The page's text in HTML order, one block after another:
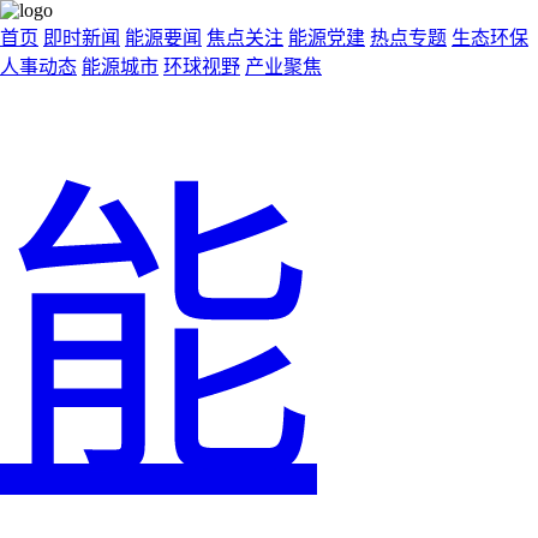
首页 即时新闻 能源要闻 焦点关注 能源党建 热点专题 生态环保
人事动态 能源城市 环球视野 产业聚焦
能